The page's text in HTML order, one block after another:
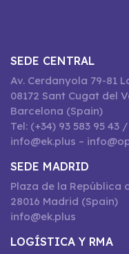
SEDE CENTRAL
Av. Cerdanyola 79-81
08172 Sant Cugat del
Barcelona (Spain)
Tel: (+34) 93 583 95 43
info@ek.plus –
SEDE MADRID
Plaza de la República
28016 Madrid (Spain)
info@ek.plus
LOGÍSTICA Y RMA